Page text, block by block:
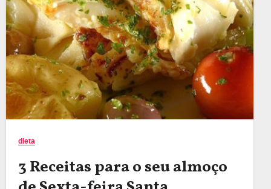
dieta
3 Receitas para o seu almoço